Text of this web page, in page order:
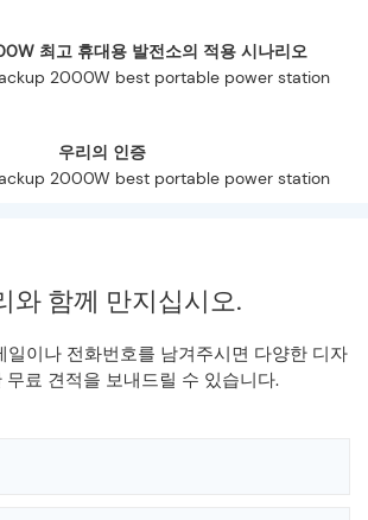
최고 휴대용 발전소의 적용 시나리오
우리의 인증
와 함께 만지십시오.
일이나 전화번호를 남겨주시면 다양한 디자
무료 견적을 보내드릴 수 있습니다.